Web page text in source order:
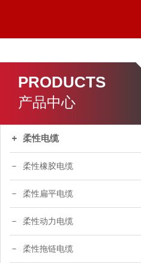
PRODUCTS
产品中心
柔性电缆
柔性橡胶电缆
柔性扁平电缆
柔性动力电缆
柔性拖链电缆